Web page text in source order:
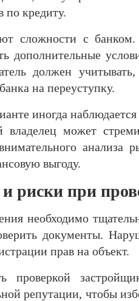
по кредиту.
сложности с
дополнительные
должен
на переуступку.
иногда
может
анализа
выгоду.
риски при
необходимо
документы.
прав на объект.
проверкой
репутации, чтобы